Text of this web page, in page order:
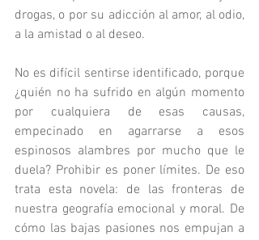
drogas, o por su adicción al amor, al odio,
a la amistad o al deseo.
No es difícil sentirse identificado, porque
¿quién no ha sufrido en algún momento
por cualquiera de esas causas,
empecinado en agarrarse a esos
espinosos alambres por mucho que le
duela? Prohibir es poner límites. De eso
trata esta novela: de las fronteras de
nuestra geografía emocional y moral. De
cómo las bajas pasiones nos empujan a